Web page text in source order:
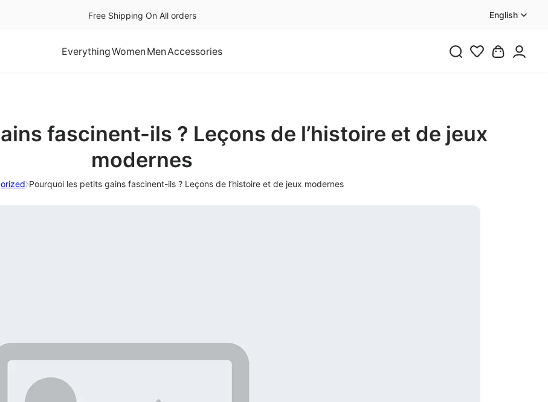
Free Shipping On All orders English
EverythingWomenMenAccessories
fascinent-ils ? Leçons de l’histoire et de jeux
modernes
Pourquoi les petits gains fascinent-ils ? Leçons de l’histoire et de jeux modernes